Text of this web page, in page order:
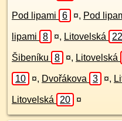
Pod lipami 6 ¤, Pod
lipami 8 ¤, Litovelská 22
Šibeníku 8 ¤, Litovelská
10 ¤, Dvořákova 3 ¤,
Litovelská 20 ¤